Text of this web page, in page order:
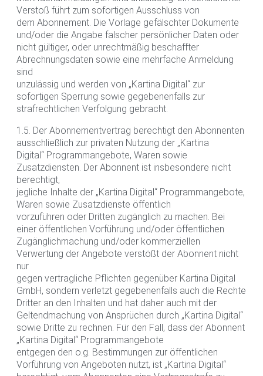
Verstoß führt zum sofortigen Ausschluss von
dem Abonnement. Die Vorlage gefälschter Dokumente
und/oder die Angabe falscher persönlicher Daten oder
nicht gültiger, oder unrechtmäßig beschaffter
Abrechnungsdaten sowie eine mehrfache Anmeldung
sind
unzulässig und werden von „Kartina Digital“ zur
sofortigen Sperrung sowie gegebenenfalls zur
strafrechtlichen Verfolgung gebracht.
1.5. Der Abonnementvertrag berechtigt den Abonnenten
ausschließlich zur privaten Nutzung der „Kartina
Digital“ Programmangebote, Waren sowie
Zusatzdiensten. Der Abonnent ist insbesondere nicht
berechtigt,
jegliche Inhalte der „Kartina Digital“ Programmangebote,
Waren sowie Zusatzdienste öffentlich
vorzuführen oder Dritten zugänglich zu machen. Bei
einer öffentlichen Vorführung und/oder öffentlichen
Zugänglichmachung und/oder kommerziellen
Verwertung der Angebote verstößt der Abonnent nicht
nur
gegen vertragliche Pflichten gegenüber Kartina Digital
GmbH, sondern verletzt gegebenenfalls auch die Rechte
Dritter an den Inhalten und hat daher auch mit der
Geltendmachung von Ansprüchen durch „Kartina Digital“
sowie Dritte zu rechnen. Für den Fall, dass der Abonnent
„Kartina Digital“ Programmangebote
entgegen den o.g. Bestimmungen zur öffentlichen
Vorführung von Angeboten nutzt, ist „Kartina Digital“